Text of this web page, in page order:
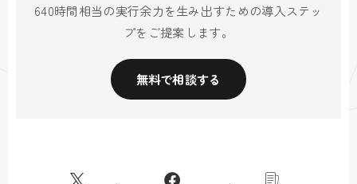
640時間相当の実行余力を生み出すための導入ステッ
プをご提案します。
無料で相談する